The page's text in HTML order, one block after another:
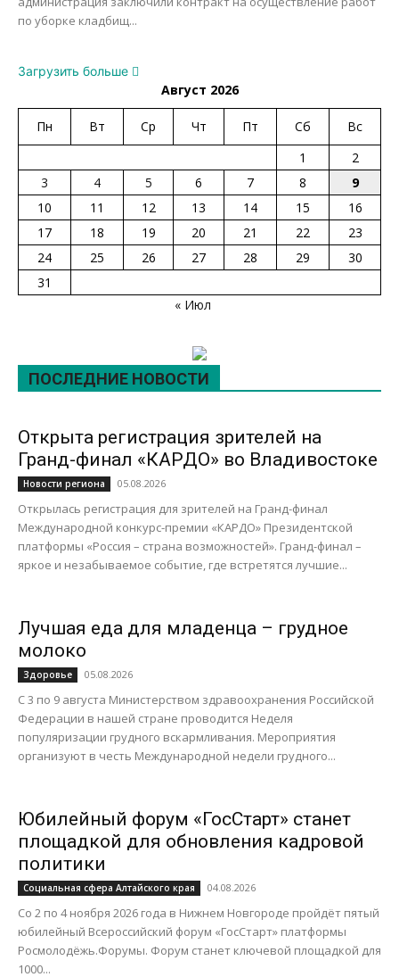
по уборке кладбищ...
Загрузить больше
Август 2026
Пн Вт Ср Чт Пт Сб
Вс
1
2
3
4 5 6 7 8
9
10
11 12 13 14 15
16
17
18 19 20 21 22
23
24
25 26 27 28 29
30
31
« Июл
ПОСЛЕДНИЕ НОВОСТИ
Открыта регистрация зрителей на
Гранд-финал «КАРДО» во Владивостоке
Новости региона 05.08.2026
Открылась регистрация для зрителей на Гранд-финал
Международной конкурс-премии «КАРДО» Президентской
платформы «Россия – страна возможностей». Гранд-финал –
яркое и незабываемое событие, где встретятся лучшие...
Лучшая еда для младенца – грудное
молоко
Здоровье 05.08.2026
С 3 по 9 августа Министерством здравоохранения Российской
Федерации в нашей стране проводится Неделя
популяризации грудного вскармливания. Мероприятия
организуют в честь Международной недели грудного...
Юбилейный форум «ГосСтарт» станет
площадкой для обновления кадровой
политики
Социальная сфера Алтайского края 04.08.2026
Со 2 по 4 ноября 2026 года в Нижнем Новгороде пройдёт пятый
юбилейный Всероссийский форум «ГосСтарт» платформы
Росмолодёжь.Форумы. Форум станет ключевой площадкой для
1000...